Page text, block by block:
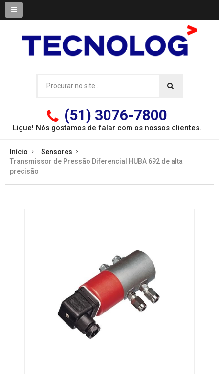
(51) 3076-7800
Ligue! Nós gostamos de falar com os nossos clientes.
Início
Sensores
Transmissor de Pressão Diferencial HUBA 692 de alta
precisão